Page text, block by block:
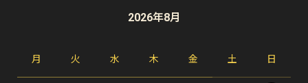
2026年8月
月 火 水 木 金 土 日